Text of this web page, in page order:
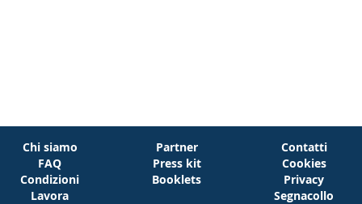
Chi siamo
FAQ
Condizioni
Lavora
Partner
Press kit
Booklets
Contatti
Cookies
Privacy
Segnacollo